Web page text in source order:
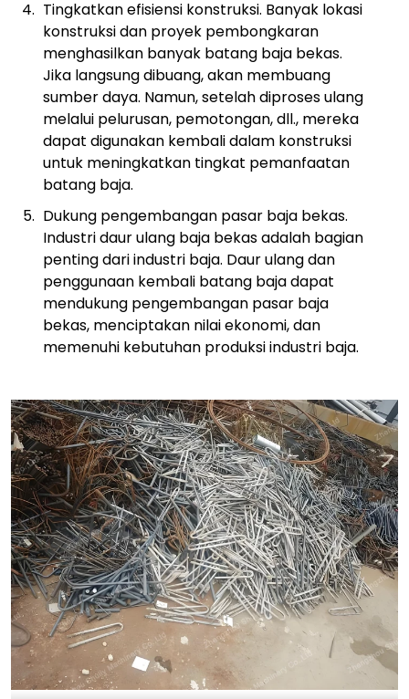
Tingkatkan efisiensi konstruksi. Banyak lokasi
konstruksi dan proyek pembongkaran
menghasilkan banyak batang baja bekas.
Jika langsung dibuang, akan membuang
sumber daya. Namun, setelah diproses ulang
melalui pelurusan, pemotongan, dll., mereka
dapat digunakan kembali dalam konstruksi
untuk meningkatkan tingkat pemanfaatan
batang baja.
Dukung pengembangan pasar baja bekas.
Industri daur ulang baja bekas adalah bagian
penting dari industri baja. Daur ulang dan
penggunaan kembali batang baja dapat
mendukung pengembangan pasar baja
bekas, menciptakan nilai ekonomi, dan
memenuhi kebutuhan produksi industri baja.